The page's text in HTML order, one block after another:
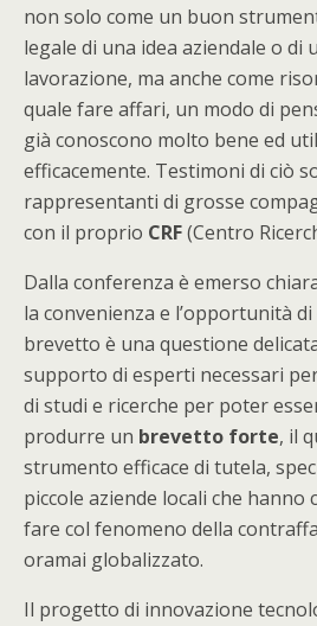
non solo come un buon
legale di una idea aziendale o di
lavorazione, ma anche come
quale fare affari, un modo di
già conoscono molto bene ed
efficacemente. Testimoni di ciò
rappresentanti di grosse
con il proprio CRF(Centro
Dalla conferenza è emerso
la convenienza e l’opportunità
brevetto è una questione
supporto di esperti necessari
di studi e ricerche per poter
produrre un brevetto forte, il
strumento efficace di tutela,
piccole aziende locali che hanno
fare col fenomeno della
oramai globalizzato.
Il progetto di innovazione